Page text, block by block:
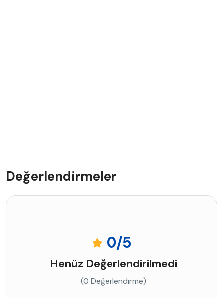
Değerlendirmeler
0/5
Henüz Değerlendirilmedi
(0 Değerlendirme)